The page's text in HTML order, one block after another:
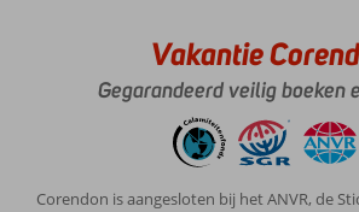
Vakantie
Gegarandeerd veilig boeken
Corendon is aangesloten bij het ANVR, de